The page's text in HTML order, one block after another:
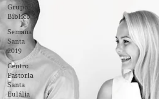
Grupo
Bíblico
Semana
Santa
2019
Centro
Pastorla
Santa
Eulália